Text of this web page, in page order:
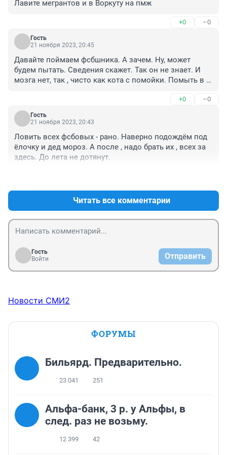
Лавите мегрантов и в Воркуту на пмж
+0 –0
Гость
21 ноября 2023, 20:45
Давайте поймаем фсбшника. А зачем. Ну, может
будем пытать. Сведения скажет. Так он не знает. И
мозга нет, так , чисто как кота с помойки. Помыть в
+0 –0
Гость
21 ноября 2023, 20:43
Ловить всех фсбовых - рано. Наверно подождём под
ёлочку и дед мороз. А после , надо брать их , всех за
здесь. До лета не дотянут.
Читать все комментарии
Гость
Войти
Отправить
Новости СМИ2
ФОРУМЫ
Бильярд. Предварительно.
23 041 251
Альфа-банк, 3 р. у Альфы, в
след. раз не возьму.
12 399 42